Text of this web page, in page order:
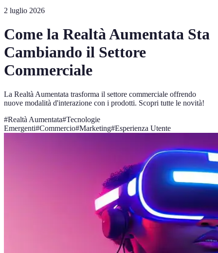
2 luglio 2026
Come la Realtà Aumentata Sta
Cambiando il Settore
Commerciale
La Realtà Aumentata trasforma il settore commerciale offrendo
nuove modalità d'interazione con i prodotti. Scopri tutte le novità!
#Realtà Aumentata#Tecnologie
Emergenti#Commercio#Marketing#Esperienza Utente